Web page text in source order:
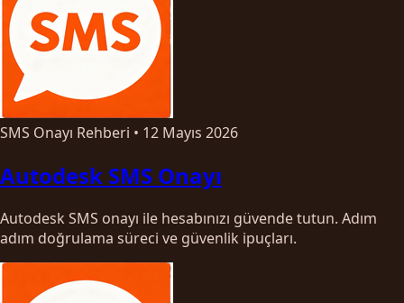
SMS Onayı Rehberi • 12 Mayıs 2026
Autodesk SMS Onayı
Autodesk SMS onayı ile hesabınızı güvende tutun. Adım
adım doğrulama süreci ve güvenlik ipuçları.